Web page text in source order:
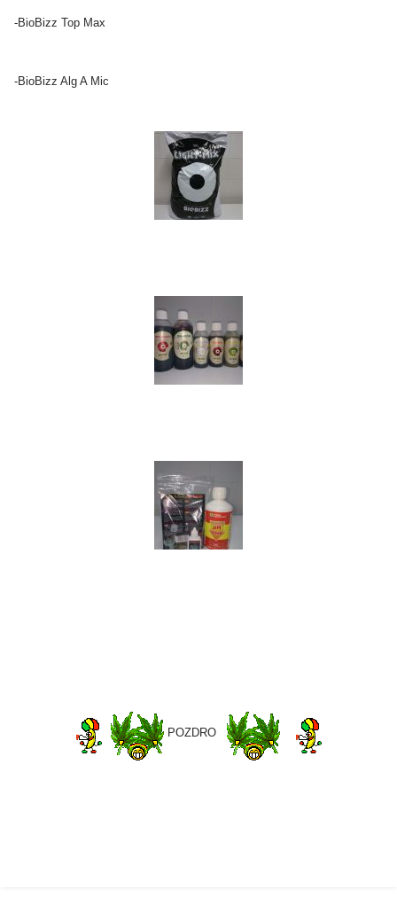
-BioBizz Top Max
-BioBizz Alg A Mic
POZDRO